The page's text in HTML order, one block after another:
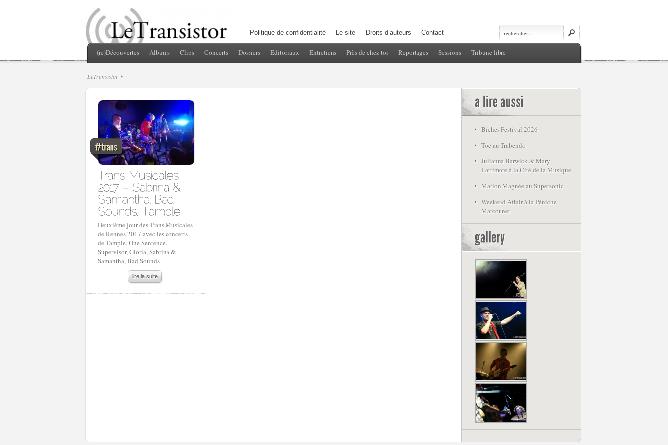
Politique de confidentialité Le site Droits d’auteurs Contact
(re)Découvertes Albums Clips Concerts Dossiers Editoriaux Entretiens Près de chez toi Reportages Sessions Tribune libre
LeTransistor
Deuxième jour des Trans Musicales
de Rennes 2017 avec les concerts
de Tample, One Sentence.
Supervisor, Gloria, Sabrina &
Samantha, Bad Sounds
lire la suite
Biches Festival 2026
Toe au Trabendo
Julianna Barwick & Mary
Lattimore à la Cité de la Musique
Marlon Magnée au Supersonic
Weekend Affair à la Péniche
Marcounet